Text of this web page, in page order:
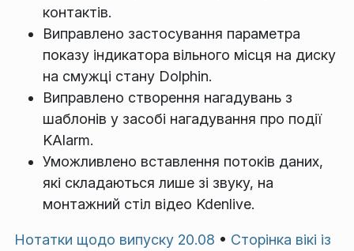
контактів.
Виправлено застосування параметра
показу індикатора вільного місця на диску
на смужці стану Dolphin.
Виправлено створення нагадувань з
шаблонів у засобі нагадування про події
KAlarm.
Уможливлено вставлення потоків даних,
які складаються лише зі звуку, на
монтажний стіл відео Kdenlive.
Нотатки щодо випуску 20.08 • Сторінка вікі із